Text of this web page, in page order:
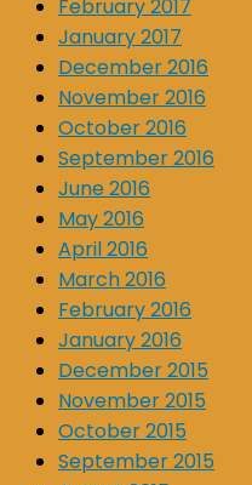
February 2017
January 2017
December 2016
November 2016
October 2016
September 2016
June 2016
May 2016
April 2016
March 2016
February 2016
January 2016
December 2015
November 2015
October 2015
September 2015